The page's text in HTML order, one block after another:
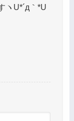
ヽU*´д｀*U